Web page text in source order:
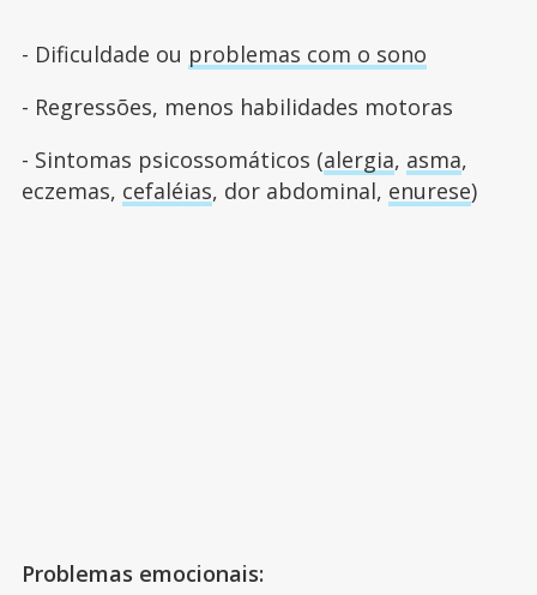
- Dificuldade ou problemas com o sono
- Regressões, menos habilidades motoras
- Sintomas psicossomáticos (alergia, asma,
eczemas, cefaléias, dor abdominal, enurese)
Problemas emocionais: